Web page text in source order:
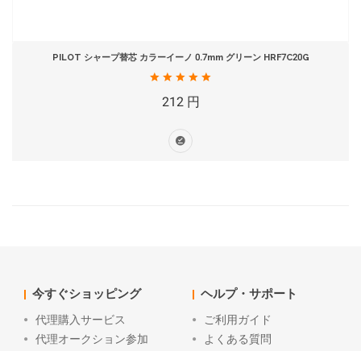
PILOT シャープ替芯 カラーイーノ 0.7mm グリーン HRF7C20G
212 円
今すぐショッピング
代理購入サービス
代理オークション参加
ヘルプ・サポート
ご利用ガイド
よくある質問